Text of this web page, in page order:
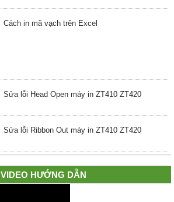
Cách in mã vạch trên Excel
Sửa lỗi Head Open máy in ZT410 ZT420
Sửa lỗi Ribbon Out máy in ZT410 ZT420
VIDEO HƯỚNG DẪN